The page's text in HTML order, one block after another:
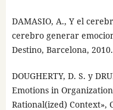
DAMASIO, A., Y el
cerebro generar
Destino, Barcelona, 2010.
DOUGHERTY, D. S. y
Emotions in
Rational(ized) Context»,